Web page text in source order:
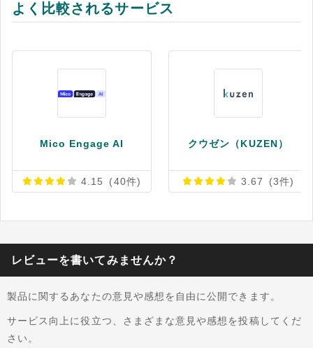
よく比較されるサービス
Mico Engage AI
4.15 (40件)
クウゼン（KUZEN）
3.67 (3件)
レビューを書いてみませんか？
製品に関するあなたの意見や感想を自由に公開できます。
サービス向上に役立つ、さまざまな意見や感想を投稿してくだ
さい。